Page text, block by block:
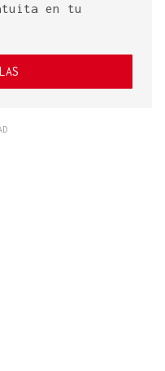
en tu